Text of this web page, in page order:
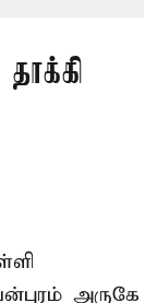
அருகே